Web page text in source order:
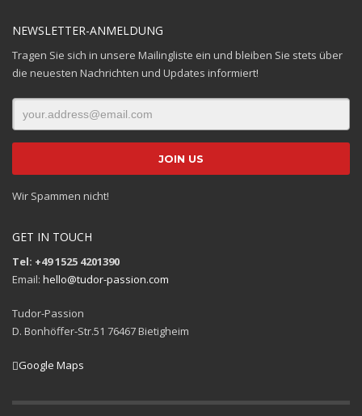
NEWSLETTER-ANMELDUNG
Tragen Sie sich in unsere Mailingliste ein und bleiben Sie stets über
die neuesten Nachrichten und Updates informiert!
Wir Spammen nicht!
GET IN TOUCH
Tel: +49 1525 4201390
Email: hello@tudor-passion.com
Tudor-Passion
D. Bonhöffer-Str.51 76467 Bietigheim
Google Maps